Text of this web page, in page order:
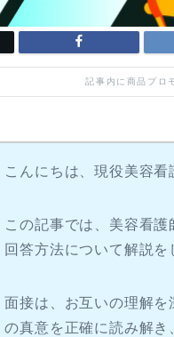
記事内に商品プロ
こんにちは、現役美容
この記事では、美容看
回答方法について解説を
面接は、お互いの理解
の真意を正確に読み解